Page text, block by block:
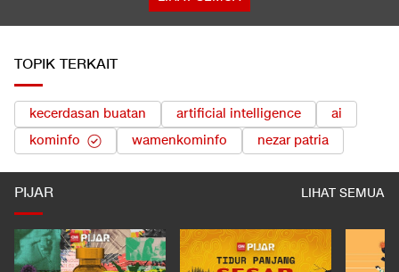
TOPIK TERKAIT
kecerdasan buatan artificial intelligence
ai
kominfo
wamenkominfo nezar patria
PIJAR LIHAT SEMUA